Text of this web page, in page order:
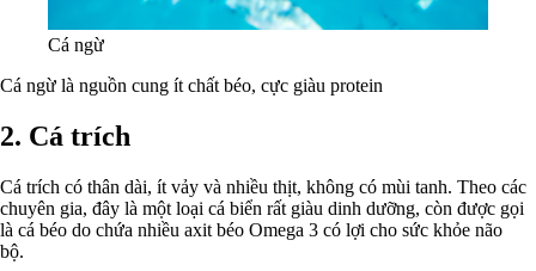
Cá ngừ
Cá ngừ là nguồn cung ít chất béo, cực giàu protein
2. Cá trích
Cá trích có thân dài, ít vảy và nhiều thịt, không có mùi tanh. Theo các
chuyên gia, đây là một loại cá biển rất giàu dinh dưỡng, còn được gọi
là cá béo do chứa nhiều axit béo Omega 3 có lợi cho sức khỏe não
bộ.